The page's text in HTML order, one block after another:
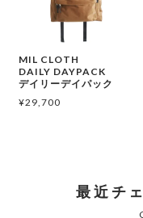
MIL CLOTH
DAILY DAYPACK
デイリーデイパック
¥29,700